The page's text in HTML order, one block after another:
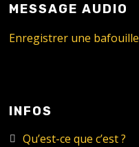
MESSAGE AUDIO
Enregistrer une bafouille
INFOS
Qu’est-ce que c’est ?